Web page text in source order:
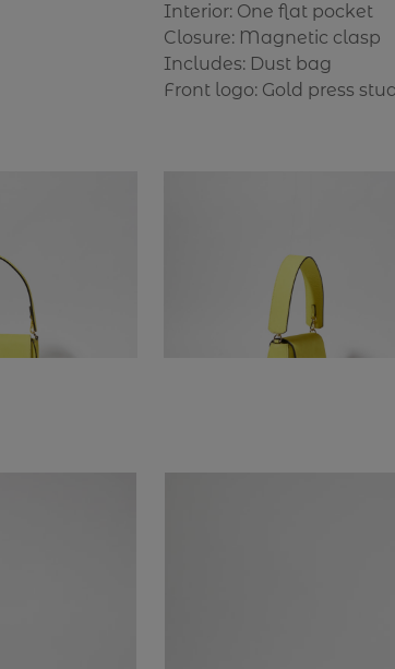
Interior: One flat pocket
Closure: Magnetic clasp
Includes: Dust bag
Front logo: Gold press